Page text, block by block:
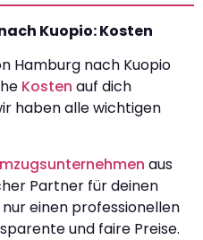
Kuopio: Kosten
Hamburg nach Kuopio
Kosten auf dich
haben alle wichtigen
aus
Partner für deinen
einen professionellen
und faire Preise.